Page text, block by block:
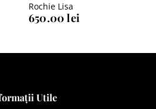
Rochie Lisa
650.00lei
Utile